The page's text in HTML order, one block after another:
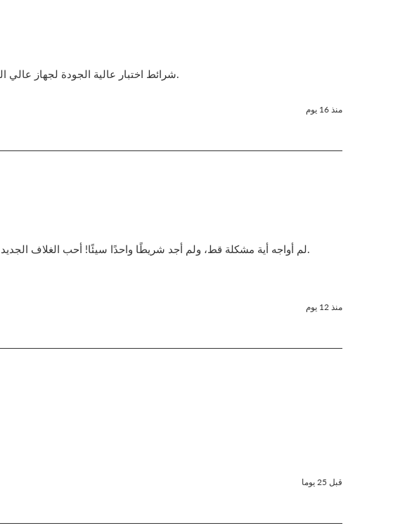
منذ 16 يوم
لم أواجه أية مشكلة قط، ولم أجد شريطًا واحدًا سيئًا! أحب الغلاف الجديد الذي يحتوي على فتحة طولية، لأنه أسهل في الفتح مقارنةً بتصميم الغلاف القديم.
منذ 12 يوم
قبل 25 يوما